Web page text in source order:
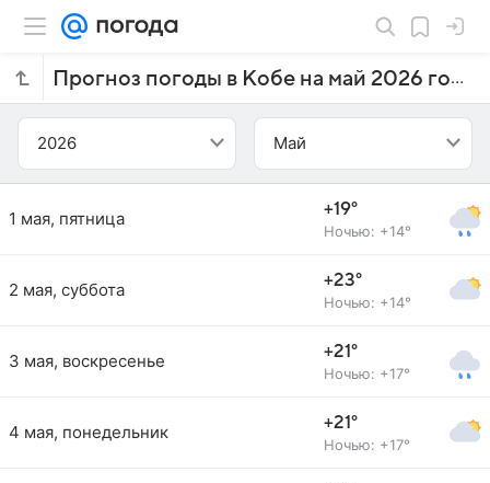
Прогноз погоды в Кобе на май 2026 года
2026 Май
1 мая, пятница +19°
Ночью: +14°
2 мая, суббота +23°
Ночью: +14°
3 мая, воскресенье +21°
Ночью: +17°
4 мая, понедельник +21°
Ночью: +17°